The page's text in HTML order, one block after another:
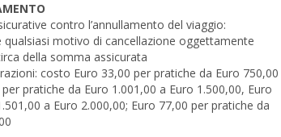
contro l’annullamento del viaggio:
qualsiasi motivo di cancellazione oggettamente
della somma assicurata
costo Euro 33,00 per pratiche da Euro 750,00
pratiche da Euro 1.001,00 a Euro 1.500,00, Euro
a Euro 2.000,00; Euro 77,00 per pratiche da